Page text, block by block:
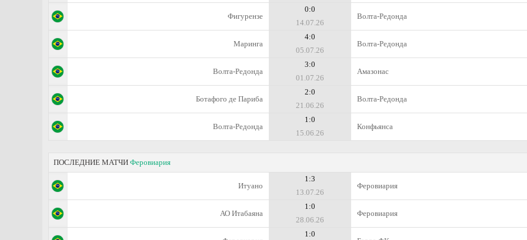
Фигурензе
0:0
14.07.26
Волта-Редонда
Маринга
4:0
05.07.26
Волта-Редонда
Волта-Редонда
3:0
01.07.26
Амазонас
Ботафого де Париба
2:0
21.06.26
Волта-Редонда
Волта-Редонда
1:0
15.06.26
Конфьянса
ПОСЛЕДНИЕ МАТЧИ Феровиария
Итуано
1:3
13.07.26
Феровиария
АО Итабаяна
1:0
28.06.26
Феровиария
1:0